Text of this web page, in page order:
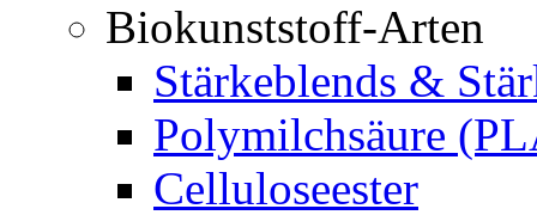
Biokunststoff-Arten
Stärkeblends &
Polymilchsäure
Celluloseester